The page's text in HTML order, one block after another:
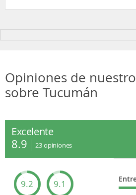
Opiniones de
sobre Tucumán
Excelente
8.9 23opiniones
9.2 9.1